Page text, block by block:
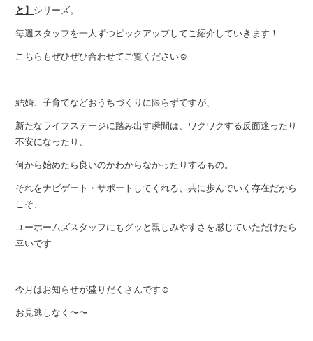
と】 シリーズ。
毎週スタッフを一人ずつピックアップしてご紹介していきます！
こちらもぜひぜひ合わせてご覧ください☺︎
結婚、子育てなどおうちづくりに限らずですが、
新たなライフステージに踏み出す瞬間は、ワクワクする反面迷ったり
不安になったり、
何から始めたら良いのかわからなかったりするもの。
それをナビゲート・サポートしてくれる、共に歩んでいく存在だから
こそ、
ユーホームズスタッフにもグッと親しみやすさを感じていただけたら
幸いです
今月はお知らせが盛りだくさんです☺︎
お見逃しなく〜〜